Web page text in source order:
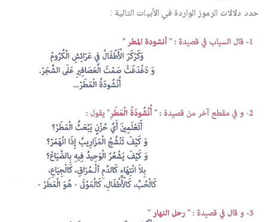
حدد دلالات الرموز الواردة في الأبيات التالية :